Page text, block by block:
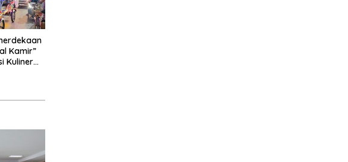
Kamir”
Kuliner